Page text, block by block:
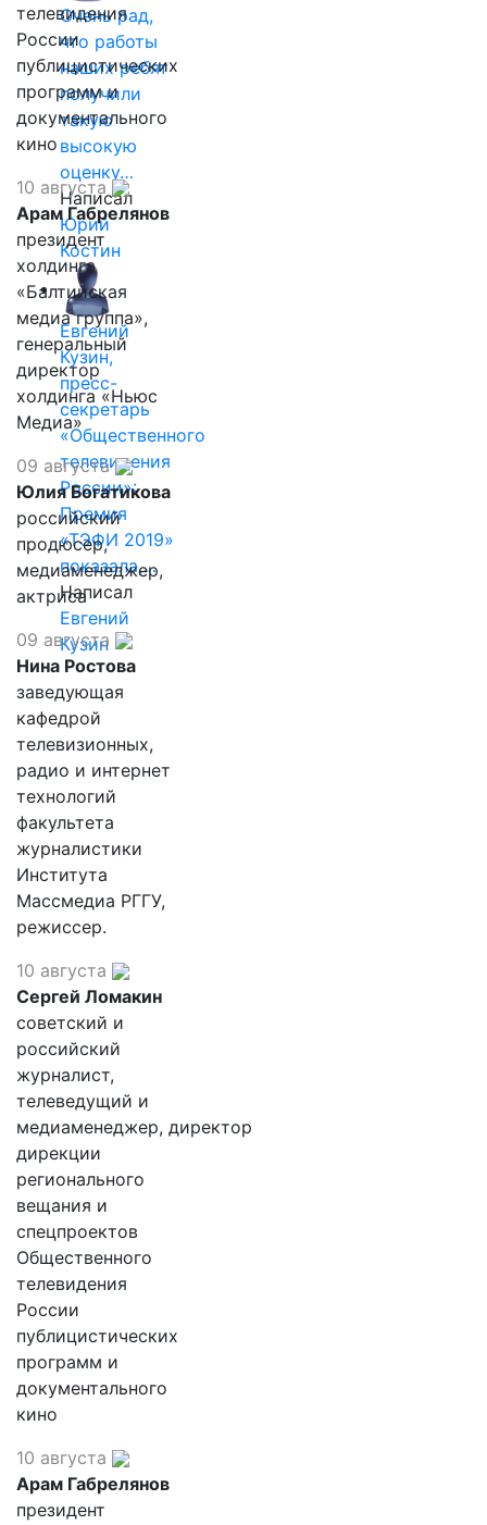
Очень рад,
что работы
наших ребят
получили
такую
высокую
оценку…
Написал
Юрий
Костин
Евгений
Кузин,
пресс-
секретарь
«Общественного
телевидения
России»:
Премия
«ТЭФИ 2019»
показала,…
Написал
Евгений
Кузин
телевидения
России
публицистических
программ и
документального
кино
10 августа
Арам Габрелянов
президент
холдинга
«Балтийская
медиа группа»,
генеральный
директор
холдинга «Ньюс
Медиа»
09 августа
Юлия Богатикова
российский
продюсер,
медиаменеджер,
актриса
09 августа
Нина Ростова
заведующая
кафедрой
телевизионных,
радио и интернет
технологий
факультета
журналистики
Института
Массмедиа РГГУ,
режиссер.
10 августа
Сергей Ломакин
советский и
российский
журналист,
телеведущий и
медиаменеджер, директор
дирекции
регионального
вещания и
спецпроектов
Общественного
телевидения
России
публицистических
программ и
документального
кино
10 августа
Арам Габрелянов
президент